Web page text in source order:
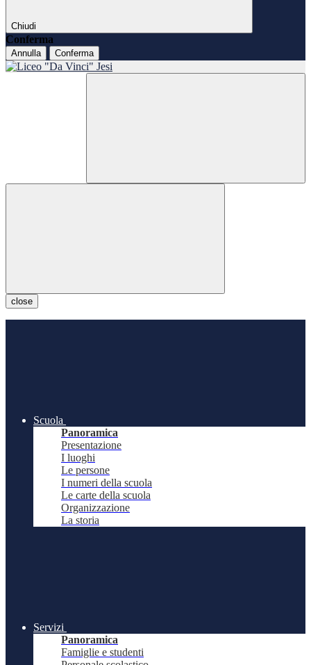
Chiudi
Conferma
Annulla Conferma
close
Scuola
Panoramica
Presentazione
I luoghi
Le persone
I numeri della scuola
Le carte della scuola
Organizzazione
La storia
Servizi
Panoramica
Famiglie e studenti